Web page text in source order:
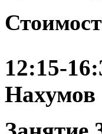
12:15-
Нахумов